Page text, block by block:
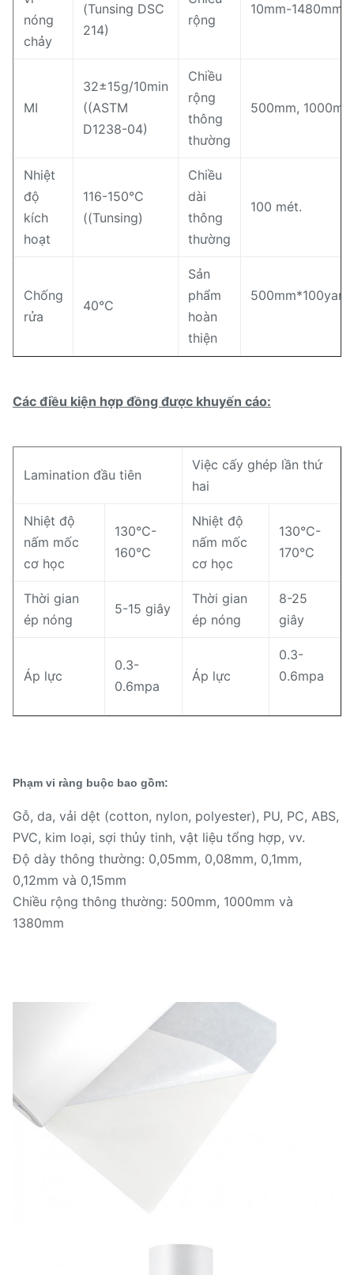
nóng
chảy
(Tunsing DSC
214)
rộng
10mm-1480mm
MI
32±15g/10min
((ASTM
D1238-04)
Chiều
rộng
thông
thường
500mm,
Nhiệt
độ
kích
hoạt
116-150°C
((Tunsing)
Chiều
dài
thông
thường
100 mét.
Chống
rửa
40°C
Sản
phẩm
hoàn
thiện
Các điều kiện hợp đồng được khuyến cáo:
Lamination đầu tiên
Việc cấy ghép lần thứ
hai
Nhiệt độ
nấm mốc
cơ học
130°C-
160°C
Nhiệt độ
nấm mốc
cơ học
130°C-
170°C
Thời gian
ép nóng
5-15 giây
Thời gian
ép nóng
8-25
giây
Áp lực
0.3-
0.6mpa
Áp lực
0.3-
0.6mpa
Phạm vi ràng buộc bao gồm:
Gỗ, da, vải dệt (cotton, nylon, polyester), PU, PC, ABS,
PVC, kim loại, sợi thủy tinh, vật liệu tổng hợp, vv.
Độ dày thông thường: 0,05mm, 0,08mm, 0,1mm,
0,12mm và 0,15mm
Chiều rộng thông thường: 500mm, 1000mm và
1380mm